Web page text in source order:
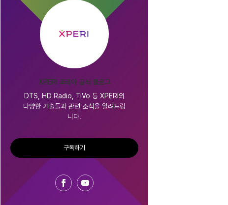
XPERI 코리아 공식 블로그
DTS, HD Radio, TiVo 등 XPERI의
다양한 기술들과 관련 소식을 알려드립
니다.
구독하기